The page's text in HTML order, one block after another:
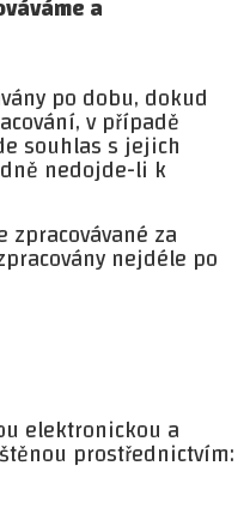
a
po dobu, dokud
v případě
souhlas s jejich
nedojde-li k
zpracovávané za
nejdéle po
elektronickou a
prostřednictvím: